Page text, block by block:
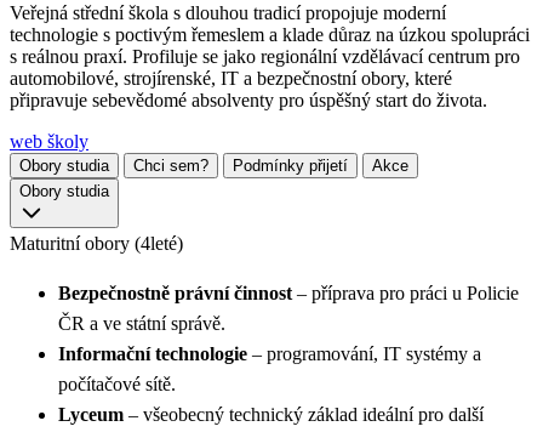
Veřejná střední škola s dlouhou tradicí propojuje moderní
technologie s poctivým řemeslem a klade důraz na úzkou spolupráci
s reálnou praxí. Profiluje se jako regionální vzdělávací centrum pro
automobilové, strojírenské, IT a bezpečnostní obory, které
připravuje sebevědomé absolventy pro úspěšný start do života.
web školy
Obory studia Chci sem? Podmínky přijetí
Akce
Obory studia
Maturitní obory (4leté)
Bezpečnostně právní činnost – příprava pro práci u Policie
ČR a ve státní správě.
Informační technologie – programování, IT systémy a
počítačové sítě.
Lyceum – všeobecný technický základ ideální pro další